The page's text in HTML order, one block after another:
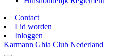
Contact
Lid worden
Inloggen
Karmann Ghia Club Nederland